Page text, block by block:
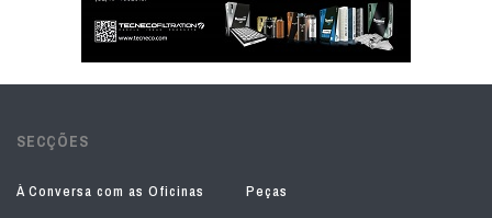
SECÇÕES
À Conversa com as Oficinas
Peças